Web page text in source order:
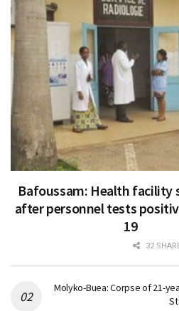
Bafoussam: Health facility
after personnel tests
19
32
Molyko-Buea: Corpse of 21-